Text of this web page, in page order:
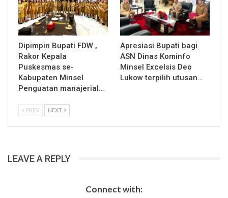
Dipimpin Bupati FDW ,
Rakor Kepala
Puskesmas se-
Kabupaten Minsel
Penguatan manajerial…
Apresiasi Bupati bagi
ASN Dinas Kominfo
Minsel Excelsis Deo
Lukow terpilih utusan…
PREV NEXT
LEAVE A REPLY
Connect with: